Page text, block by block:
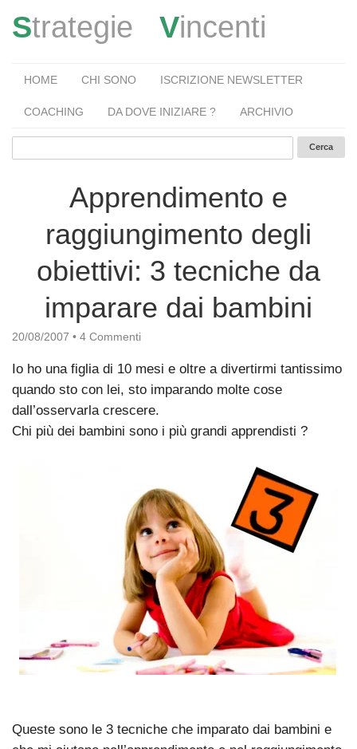
Strategie Vincenti
HOME CHI SONO ISCRIZIONE NEWSLETTER
COACHING DA DOVE INIZIARE ? ARCHIVIO
Apprendimento e
raggiungimento degli
obiettivi: 3 tecniche da
imparare dai bambini
20/08/2007 • 4 Commenti
Io ho una figlia di 10 mesi e oltre a divertirmi tantissimo
quando sto con lei, sto imparando molte cose
dall’osservarla crescere.
Chi più dei bambini sono i più grandi apprendisti ?
Queste sono le 3 tecniche che imparato dai bambini e